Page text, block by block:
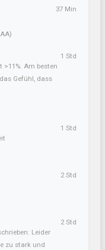
37 Min
Am besten
Gefühl, dass
1 Std
1 Std
2 Std
Leider
zu stark und
2 Std